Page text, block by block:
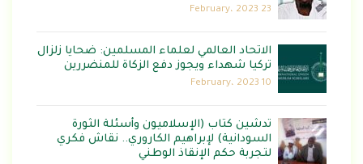
23 February، 2023
الاتحاد العالمي لعلماء المسلمين: ضحايا زلزال
تركيا شهداء ويجوز دفع الزكاة للمنضررين
10 February، 2023
تدشين كتاب (الإسلاميون وأسئلة الثورة
السودانية) لإبراهيم الكاروري.. نقاش فكري
لتجربة حكم الإنقاذ الوطني